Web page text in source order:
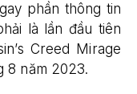
phần thông tin
là lần đầu tiên
Creed Mirage
8 năm 2023.